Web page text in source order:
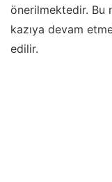
önerilmektedir. Bu
kazıya devam
edilir.